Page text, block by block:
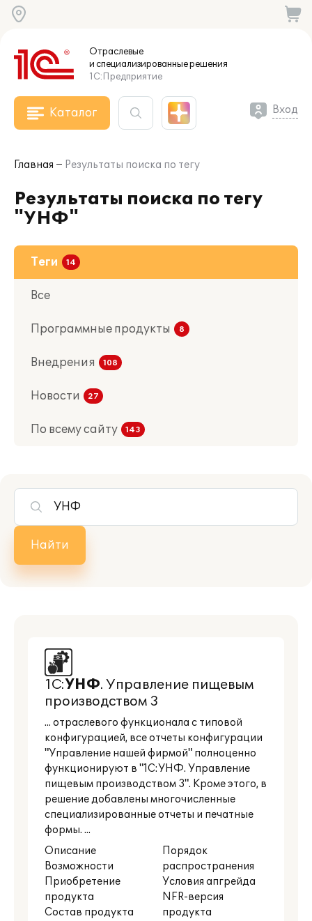
Отраслевые
и специализированныерешения
1С:Предприятие
Каталог Вход
Главная Результаты поиска по тегу
Результаты поиска по тегу
"УНФ"
Все
Программные продукты
Внедрения
Новости
Теги
По всему сайту
Найти
1С:УНФ. Управление пищевым
производством 3
... отраслевого функционала с типовой
конфигурацией, все отчеты конфигурации
"Управление нашей фирмой" полноценно
функционируют в "1С:УНФ. Управление
пищевым производством 3". Кроме этого, в
решение добавлены многочисленные
специализированные отчеты и печатные
формы. ...
Описание
Возможности
Приобретение
продукта
Состав продукта
Порядок
распространения
Условия апгрейда
NFR-версия
продукта